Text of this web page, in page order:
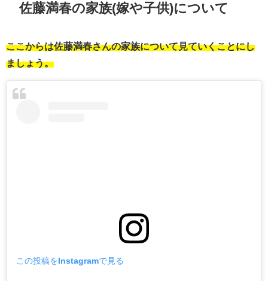
佐藤満春の家族(嫁や子供)について
ここからは佐藤満春さんの家族について見ていくことにし
ましょう。
この投稿をInstagramで見る